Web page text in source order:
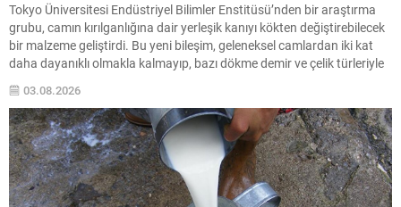
Tokyo Üniversitesi Endüstriyel Bilimler Enstitüsü’nden bir araştırma
grubu, camın kırılganlığına dair yerleşik kanıyı kökten değiştirebilecek
bir malzeme geliştirdi. Bu yeni bileşim, geleneksel camlardan iki kat
daha dayanıklı olmakla kalmayıp, bazı dökme demir ve çelik türleriyle
karşılaştırılabilecek yük taşıma kapasitesine ulaşıyor. Malzeme,
görünür şeffaflığını korurken darbe enerjisini emen bir iç yapı...
03.08.2026